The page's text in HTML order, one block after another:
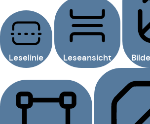
Leselinie Leseansicht